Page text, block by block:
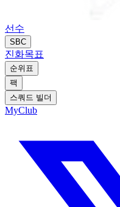
선수
SBC
진화목표
순위표
팩
스쿼드 빌더
MyClub